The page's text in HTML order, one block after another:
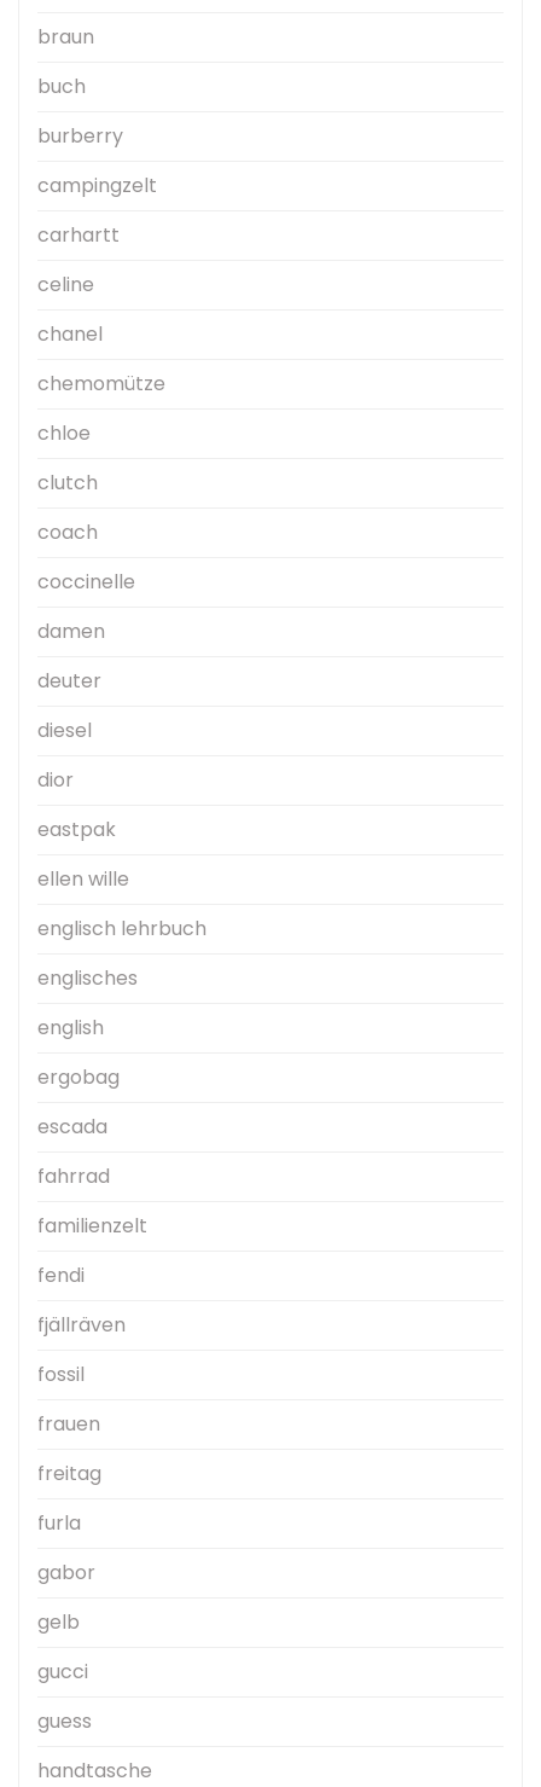
braun
buch
burberry
campingzelt
carhartt
celine
chanel
chemomütze
chloe
clutch
coach
coccinelle
damen
deuter
diesel
dior
eastpak
ellen wille
englisch lehrbuch
englisches
english
ergobag
escada
fahrrad
familienzelt
fendi
fjällräven
fossil
frauen
freitag
furla
gabor
gelb
gucci
guess
handtasche